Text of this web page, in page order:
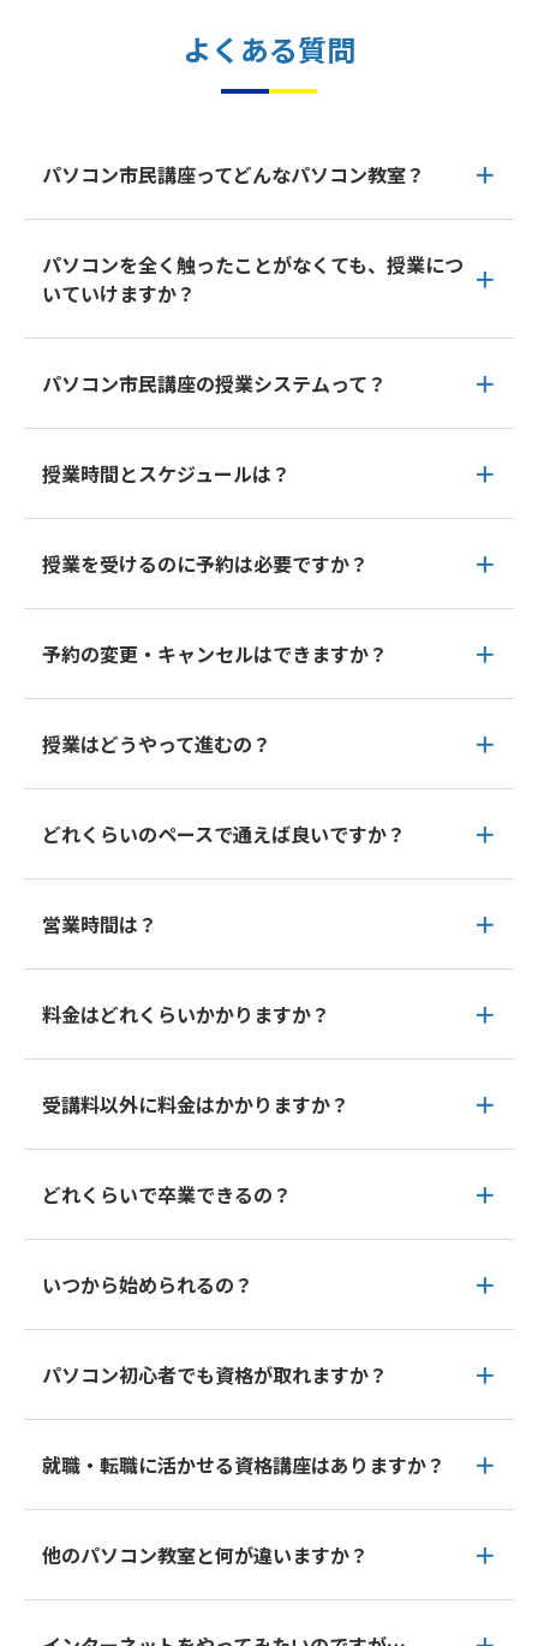
よくある質問
パソコン市民講座ってどんなパソコン教室？
パソコンを全く触ったことがなくても、授業につ
いていけますか？
パソコン市民講座の授業システムって？
授業時間とスケジュールは？
授業を受けるのに予約は必要ですか？
予約の変更・キャンセルはできますか？
授業はどうやって進むの？
どれくらいのペースで通えば良いですか？
営業時間は？
料金はどれくらいかかりますか？
受講料以外に料金はかかりますか？
どれくらいで卒業できるの？
いつから始められるの？
パソコン初心者でも資格が取れますか？
就職・転職に活かせる資格講座はありますか？
他のパソコン教室と何が違いますか？